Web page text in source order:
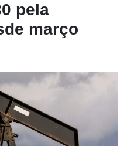
pela
março